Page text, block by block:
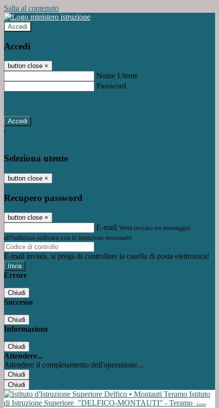
Salta al contenuto
Accedi
Accedi
button close ×
Nome Utente
Password
-
Seleziona utente
button close ×
Recupero password
button close ×
E-mail Verrà inviato un messaggio
all'indirizzo indicato con le istruzioni necessarie.
E-mail inviata, si prega di controllare la casella di posta elettronica!
Errore
Chiudi
Successo
Chiudi
Informazione
Chiudi
Attendere...
Attendere il completamento dell'operazione...
Chiudi
Chiudi
Istituto
di Istruzione Superiore "DELFICO-MONTAUTI" - Teramo
Liceo